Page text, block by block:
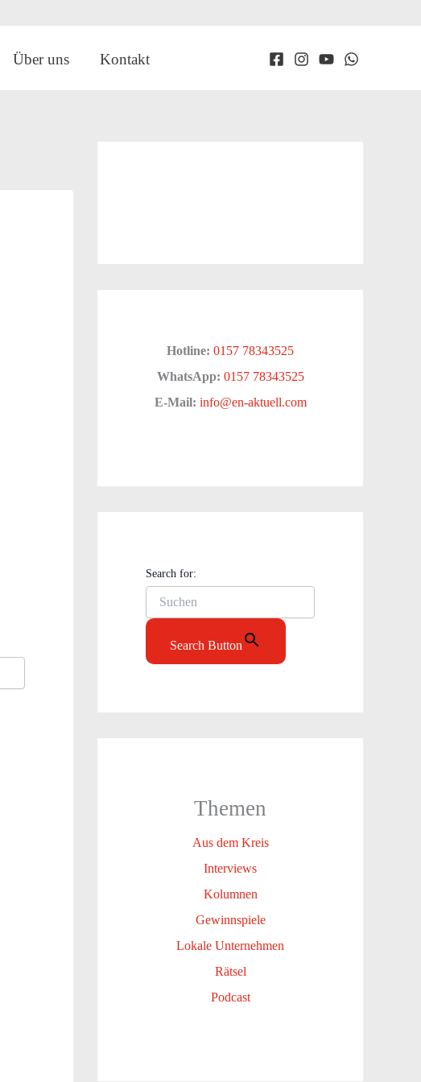
Über uns Kontakt
Hotline: 0157 78343525
WhatsApp: 0157 78343525
E-Mail: info@en-aktuell.com
Search for:
Search Button
Themen
Aus dem Kreis
Interviews
Kolumnen
Gewinnspiele
Lokale Unternehmen
Rätsel
Podcast